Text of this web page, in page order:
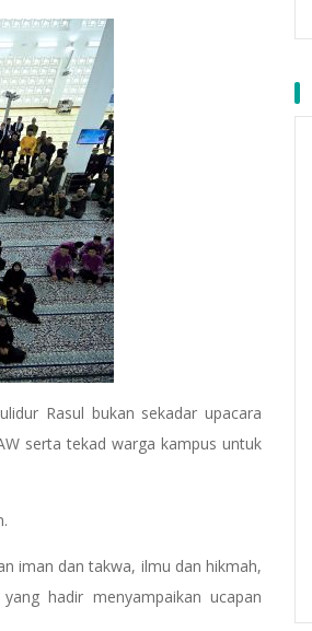
Rasul bukan sekadar upacara
serta tekad warga kampus untuk
iman dan takwa, ilmu dan hikmah,
hadir menyampaikan ucapan